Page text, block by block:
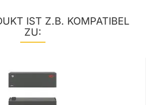
IST Z.B. KOMPATIBEL
ZU: